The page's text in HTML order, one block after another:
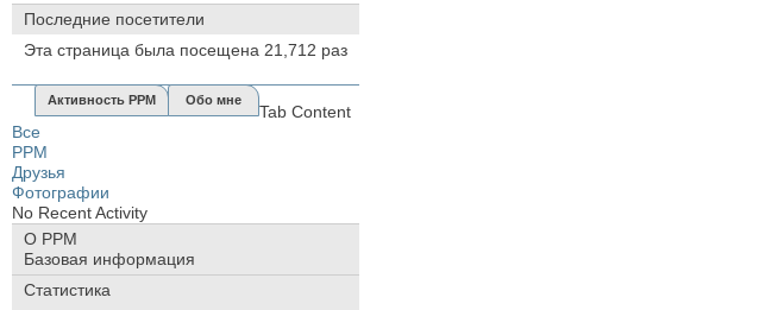
Последние посетители
Эта страница была посещена 21,712 раз
Активность PPM Обо мне
Tab Content
Все
PPM
Друзья
Фотографии
No Recent Activity
О PPM
Базовая информация
Статистика